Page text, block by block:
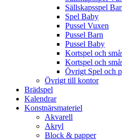
Sällskapsspel
Spel Baby
Pussel Vuxen
Pussel Barn
Pussel Baby
Kortspel och
Kortspel och
Övrigt Spel och
Övrigt till kontor
Brädspel
Kalendrar
Konstnärsmateriel
Akvarell
Akryl
Block & papper